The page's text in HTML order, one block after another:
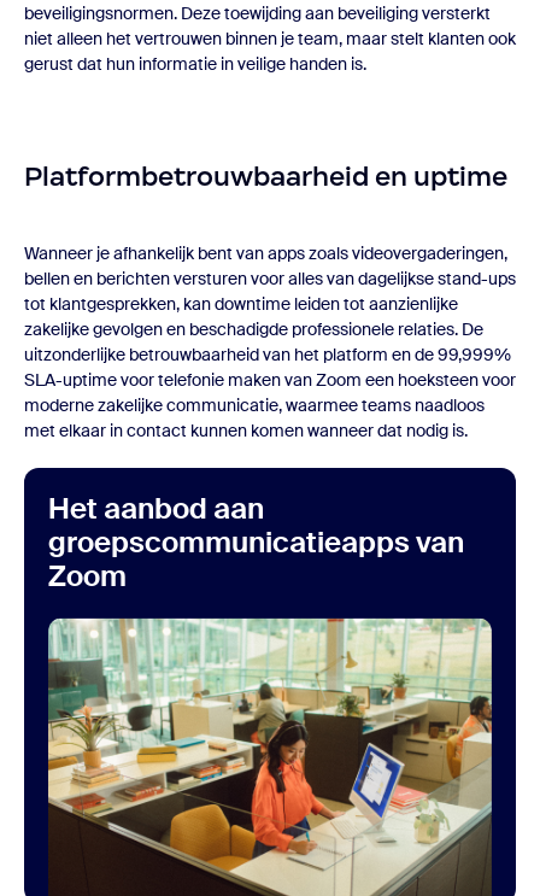
beveiligingsnormen. Deze toewijding aan beveiliging versterkt
niet alleen het vertrouwen binnen je team, maar stelt klanten ook
gerust dat hun informatie in veilige handen is.
Platformbetrouwbaarheid en uptime
Wanneer je afhankelijk bent van apps zoals videovergaderingen,
bellen en berichten versturen voor alles van dagelijkse stand-ups
tot klantgesprekken, kan downtime leiden tot aanzienlijke
zakelijke gevolgen en beschadigde professionele relaties. De
uitzonderlijke betrouwbaarheid van het platform en de 99,999%
SLA-uptime voor telefonie maken van Zoom een hoeksteen voor
moderne zakelijke communicatie, waarmee teams naadloos
met elkaar in contact kunnen komen wanneer dat nodig is.
Het aanbod aan
groepscommunicatieapps van
Zoom